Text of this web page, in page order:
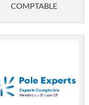
COMPTABLE